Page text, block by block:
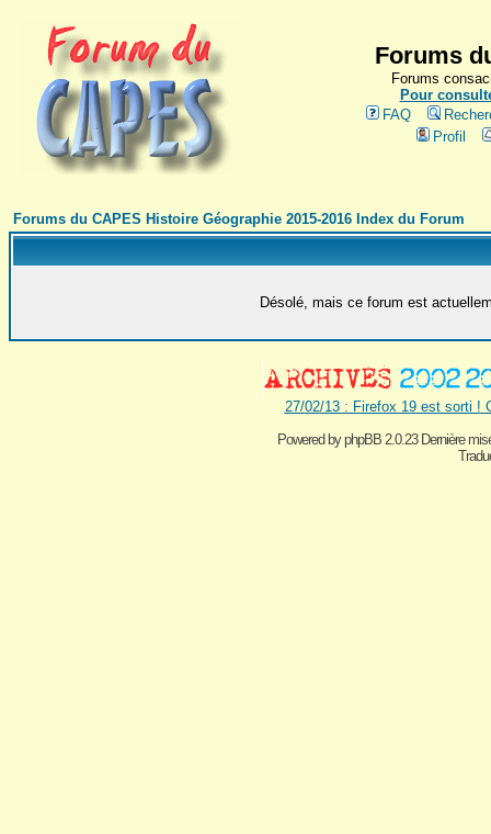
Forums
Forums
Pour
FAQ
Profil
Forums du CAPES Histoire Géographie 2015-2016 Index du Forum
Désolé, mais ce forum est
27/02/13 : Firefox 19 est sorti !
Powered byphpBB 2.0.23 Dernière